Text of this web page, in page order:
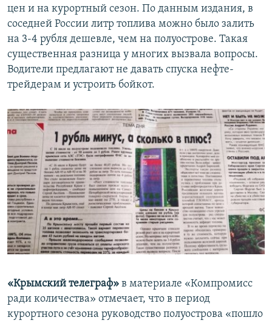
цен и на курортный сезон. По данным издания, в
соседней России литр топлива можно было залить
на 3-4 рубля дешевле, чем на полуострове. Такая
существенная разница у многих вызвала вопросы.
Водители предлагают не давать спуска нефте­
трейдерам и устроить бойкот.
«Крымский телеграф» в материале «Компромисс
ради количества» отмечает, что в период
курортного сезона руководство полуострова «пошло